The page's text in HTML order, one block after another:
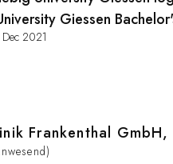
Giessen
2021
Frankenthal GmbH,